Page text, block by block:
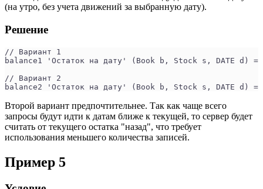
(на утро, без учета движений за выбранную дату).
Решение
// Вариант 1
balance1 'Остаток на дату' (Book b, Stock s, DATE
// Вариант 2
balance2 'Остаток на дату' (Book b, Stock s, DATE
Второй вариант предпочтительнее. Так как чаще всего
запросы будут идти к датам ближе к текущей, то сервер будет
считать от текущего остатка "назад", что требует
использования меньшего количества записей.
Пример 5